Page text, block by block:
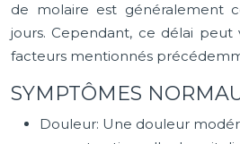
de molaire est généralement
jours. Cependant, ce délai
facteurs mentionnés
SYMPTÔMES
Douleur: Une douleur